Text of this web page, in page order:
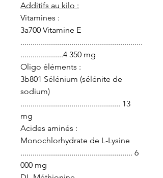
Additifs au kilo :
Vitamines :
3a700 Vitamine E
............................................................
.....................4 350 mg
Oligo éléments :
3b801 Sélénium (sélénite de
sodium)
................................................. 13
mg
Acides aminés :
Monochlorhydrate de L-Lysine
....................................................... 6
000 mg